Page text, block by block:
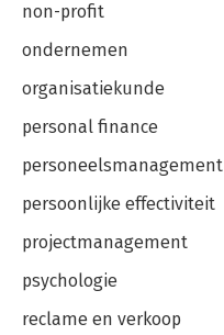
non-profit
ondernemen
organisatiekunde
personal finance
personeelsmanagement
persoonlijke effectiviteit
projectmanagement
psychologie
reclame en verkoop